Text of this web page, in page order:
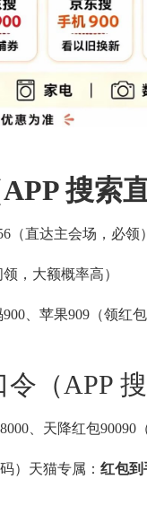
搜索
（直达主会场，必领
，大额概率高）
、苹果909（领红
（APP
、天降红包90090
） 天猫专属： 红包到